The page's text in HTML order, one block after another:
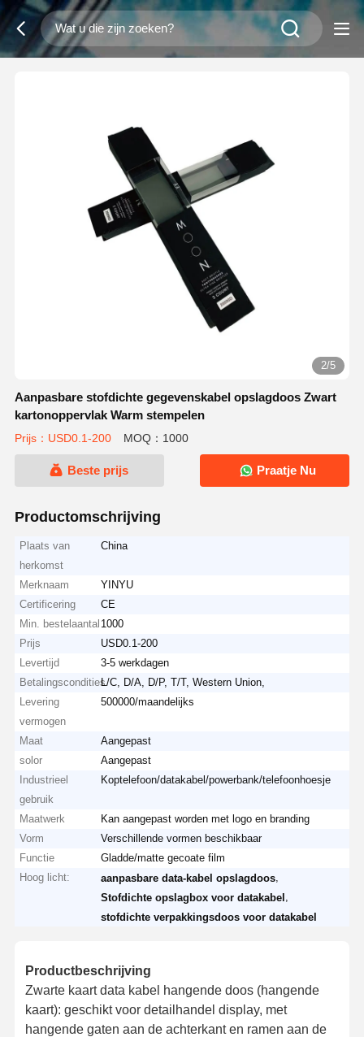
2/5
Aanpasbare stofdichte gegevenskabel opslagdoos Zwart
kartonoppervlak Warm stempelen
Prijs：USD0.1-200 MOQ：1000
Beste prijs Praatje Nu
Productomschrijving
Plaats van
herkomst
China
Merknaam
YINYU
Certificering
CE
Min. bestelaantal 1000
Prijs
USD0.1-200
Levertijd
3-5 werkdagen
BetalingsconditiesL/C, D/A, D/P, T/T, Western Union,
Levering
vermogen
500000/maandelijks
Maat
Aangepast
solor
Aangepast
Industrieel
gebruik
Koptelefoon/datakabel/powerbank/telefoonhoesje
Maatwerk
Kan aangepast worden met logo en branding
Vorm
Verschillende vormen beschikbaar
Functie
Gladde/matte gecoate film
Hoog licht:
aanpasbare data-kabel opslagdoos
Stofdichte opslagbox voor datakabel
stofdichte verpakkingsdoos voor datakabel
Productbeschrijving
Zwarte kaart data kabel hangende doos (hangende
kaart): geschikt voor detailhandel display, met
hangende gaten aan de achterkant en ramen aan de